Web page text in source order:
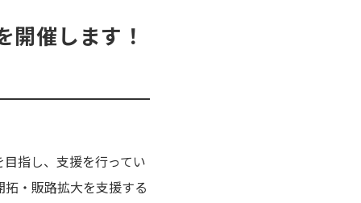
催します！
指し、支援を行ってい
・販路拡大を支援する